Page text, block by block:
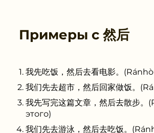
Примеры с 然后
我先吃饭，然后去看电影。
我们先去超市，然后回家做饭。
我先写完这篇文章，然后去散步
этого)
我们先去游泳，然后去吃饭。